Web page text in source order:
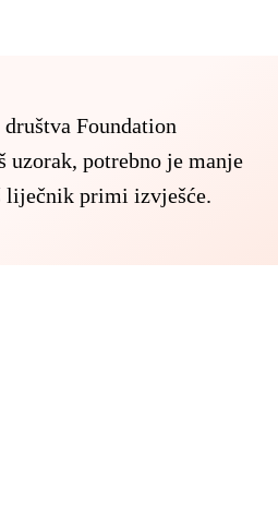
Foundation
uzorak, potrebno je manje
liječnik primi izvješće.